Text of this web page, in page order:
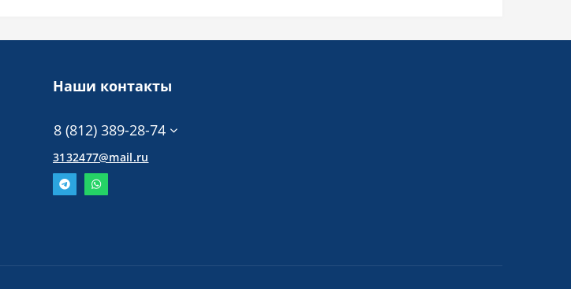
Наши контакты
8 (812) 389-28-74
3132477@mail.ru